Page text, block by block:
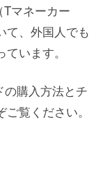
マネーカー
て、外国人でも
います。
の購入方法とチ
覧ください。